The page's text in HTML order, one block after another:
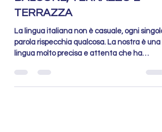
LA DIFFERENZA TRA
TERRAZZA
La lingua italiana non è casuale, ogni singola
coniato...